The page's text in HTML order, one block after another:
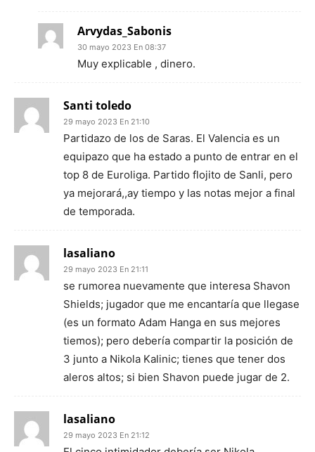
Arvydas_Sabonis
30 mayo 2023 En 08:37
Muy explicable , dinero.
Santi toledo
29 mayo 2023 En 21:10
Partidazo de los de Saras. El Valencia es un
equipazo que ha estado a punto de entrar en el
top 8 de Euroliga. Partido flojito de Sanli, pero
ya mejorará,,ay tiempo y las notas mejor a final
de temporada.
lasaliano
29 mayo 2023 En 21:11
se rumorea nuevamente que interesa Shavon
Shields; jugador que me encantaría que llegase
(es un formato Adam Hanga en sus mejores
tiemos); pero debería compartir la posición de
3 junto a Nikola Kalinic; tienes que tener dos
aleros altos; si bien Shavon puede jugar de 2.
lasaliano
29 mayo 2023 En 21:12